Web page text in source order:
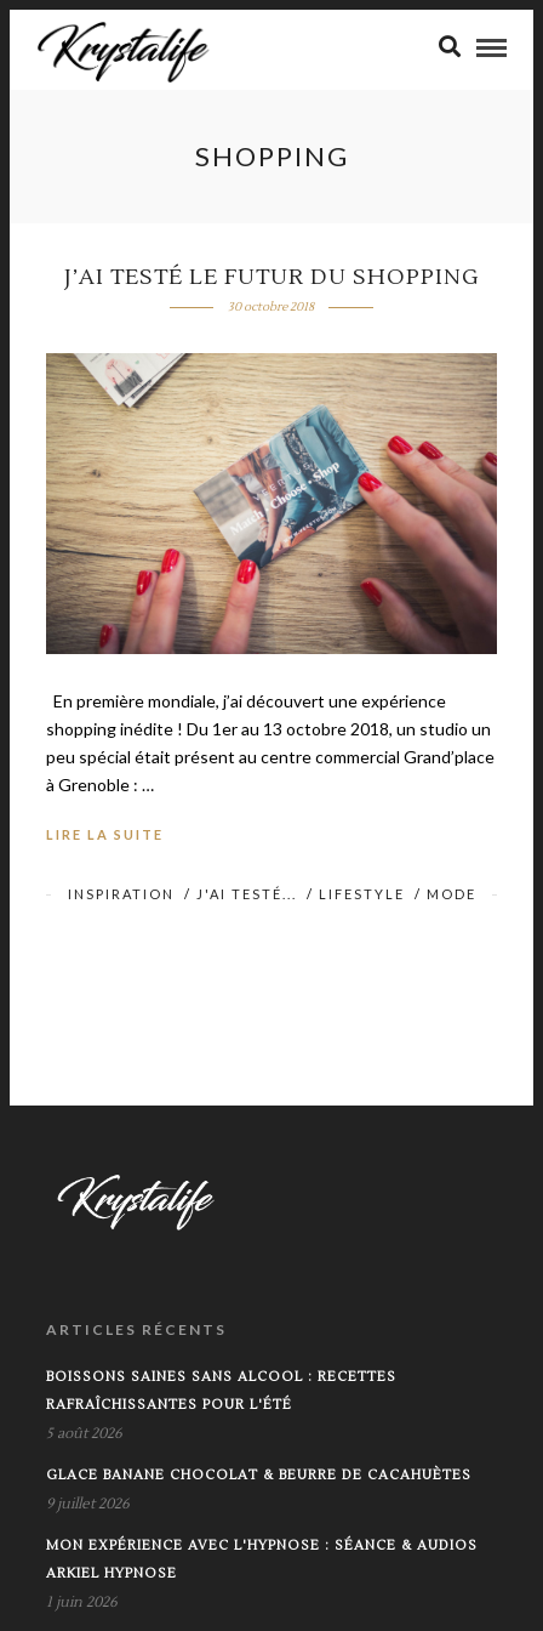
SHOPPING
J’AI TESTÉ LE FUTUR DU SHOPPING
30 octobre 2018
En première mondiale, j’ai découvert une expérience
shopping inédite ! Du 1er au 13 octobre 2018, un studio un
peu spécial était présent au centre commercial Grand’place
à Grenoble : …
LIRE LA SUITE
INSPIRATION / J'AI TESTÉ... / LIFESTYLE / MODE
ARTICLES RÉCENTS
BOISSONS SAINES SANS ALCOOL : RECETTES
RAFRAÎCHISSANTES POUR L'ÉTÉ
5 août 2026
GLACE BANANE CHOCOLAT & BEURRE DE CACAHUÈTES
9 juillet 2026
MON EXPÉRIENCE AVEC L'HYPNOSE : SÉANCE & AUDIOS
ARKIEL HYPNOSE
1 juin 2026